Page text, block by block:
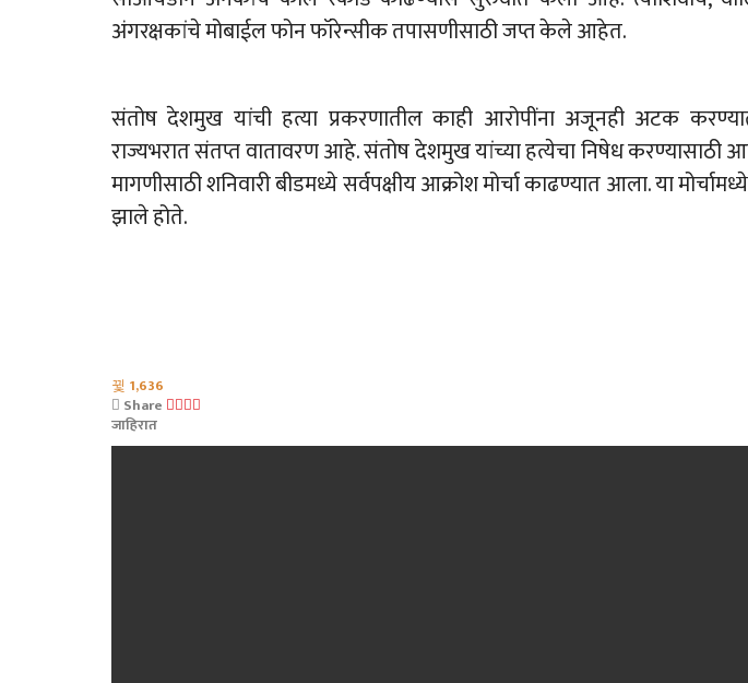
अंगरक्षकांचे मोबाईल फोन फॉरेन्सीक तपासणीसाठी जप्त केले आहेत.
संतोष देशमुख यांची हत्या प्रकरणातील काही आरोपींना अजूनही अटक
राज्यभरात संतप्त वातावरण आहे. संतोष देशमुख यांच्या हत्येचा निषेध करण्यासाठी
मागणीसाठी शनिवारी बीडमध्ये सर्वपक्षीय आक्रोश मोर्चा काढण्यात आला. या
झाले होते.
1,636
Share
जाहिरात